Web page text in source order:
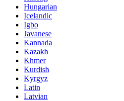
Hungarian
Icelandic
Igbo
Javanese
Kannada
Kazakh
Khmer
Kurdish
Kyrgyz
Latin
Latvian